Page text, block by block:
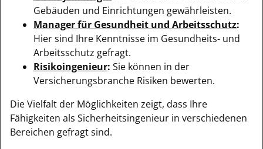
Gebäuden und Einrichtungen gewährleisten.
Manager für Gesundheit und Arbeitsschutz:
Hier sind Ihre Kenntnisse im Gesundheits- und
Arbeitsschutz gefragt.
Risikoingenieur: Sie können in der
Versicherungsbranche Risiken bewerten.
Die Vielfalt der Möglichkeiten zeigt, dass Ihre
Fähigkeiten als Sicherheitsingenieur in verschiedenen
Bereichen gefragt sind.